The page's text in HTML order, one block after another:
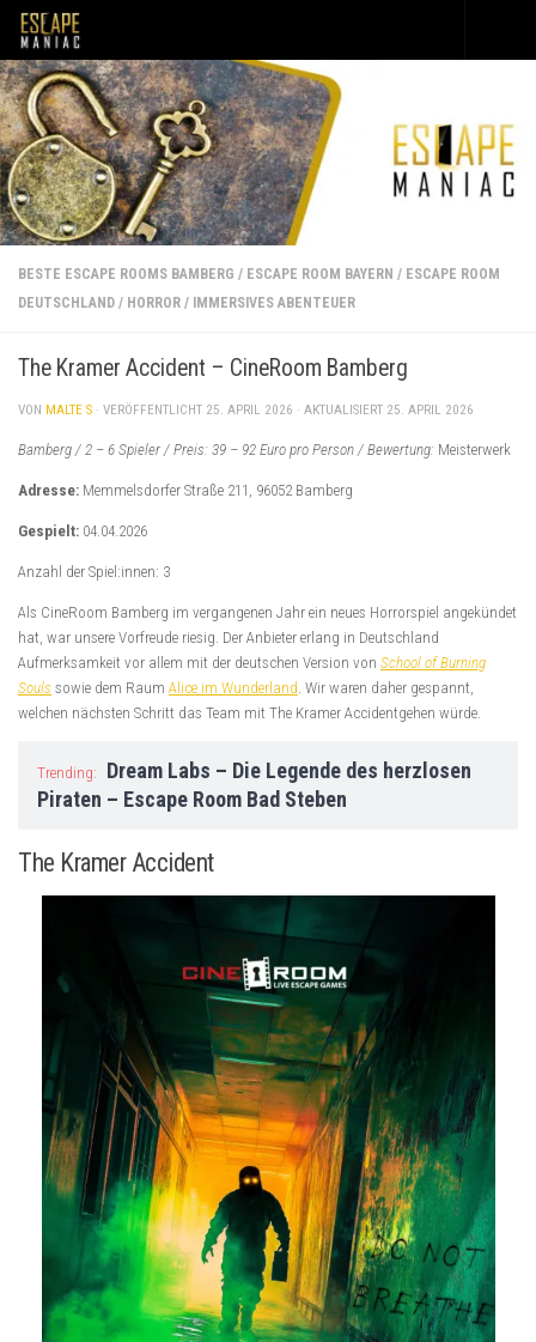
Unter dem Inhalt
BESTE ESCAPE ROOMS BAMBERG / ESCAPE ROOM BAYERN / ESCAPE ROOM
DEUTSCHLAND / HORROR / IMMERSIVES ABENTEUER
The Kramer Accident – CineRoom Bamberg
VON MALTE S · VERÖFFENTLICHT 25. APRIL 2026 · AKTUALISIERT 25. APRIL 2026
Bamberg / 2 – 6 Spieler / Preis: 39 – 92 Euro pro Person / Bewertung: Meisterwerk
Adresse: Memmelsdorfer Straße 211, 96052 Bamberg
Gespielt: 04.04.2026
Anzahl der Spiel:innen: 3
Als CineRoom Bamberg im vergangenen Jahr ein neues Horrorspiel angekündet
hat, war unsere Vorfreude riesig. Der Anbieter erlang in Deutschland
Aufmerksamkeit vor allem mit der deutschen Version von School of Burning
Souls sowie dem Raum Alice im Wunderland. Wir waren daher gespannt,
welchen nächsten Schritt das Team mit The Kramer Accidentgehen würde.
Trending:
Dream Labs – Die Legende des herzlosen
Piraten – Escape Room Bad Steben
The Kramer Accident